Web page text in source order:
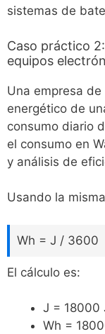
sistemas de
Caso práctico
equipos
Una empresa
energético de
consumo diario
el consumo en
y análisis de
Usando la
Wh = J / 3600
El cálculo es:
J = 18000
Wh =